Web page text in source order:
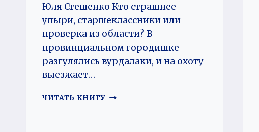
Юля Стешенко Кто страшнее —
упыри, старшеклассники или
проверка из области? В
провинциальном городишке
разгулялись вурдалаки, и на охоту
выезжает…
ЧИТАТЬ КНИГУ ПУШКИН,